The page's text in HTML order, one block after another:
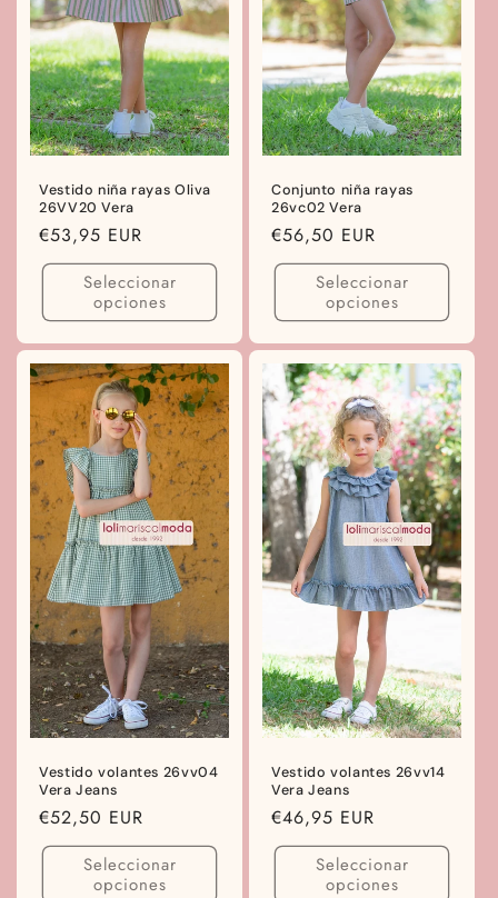
Vestido niña rayas Oliva
26VV20 Vera
Precio
habitual
€53,95 EUR
Seleccionar
opciones
Conjunto niña rayas
26vc02 Vera
Precio
habitual
€56,50 EUR
Seleccionar
opciones
Vestido volantes 26vv04
Vera Jeans
Precio
habitual
€52,50 EUR
Seleccionar
opciones
Vestido volantes 26vv14
Vera Jeans
Precio
habitual
€46,95 EUR
Seleccionar
opciones